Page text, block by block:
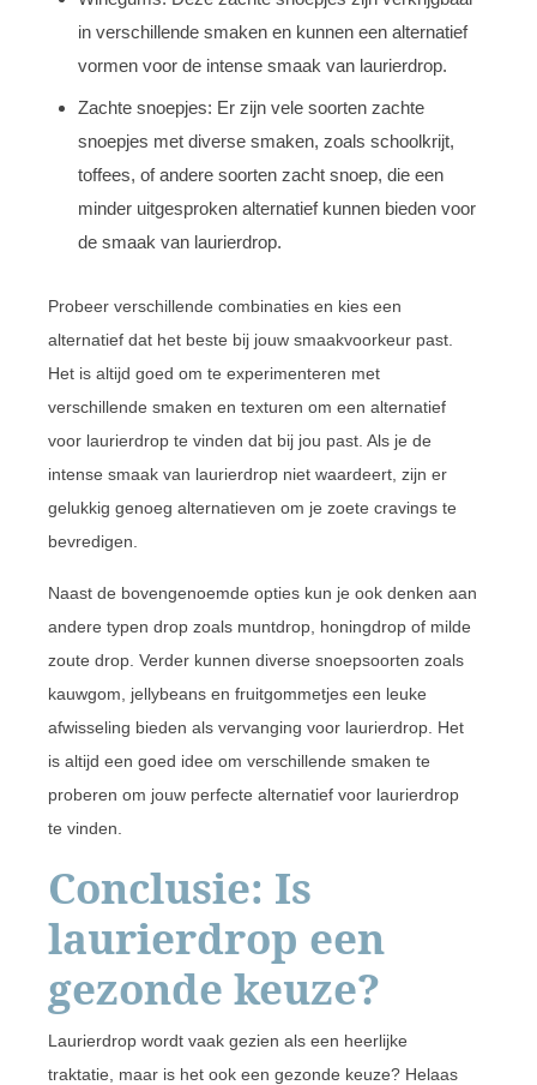
in verschillende smaken en kunnen een alternatief
vormen voor de intense smaak van laurierdrop.
Zachte snoepjes: Er zijn vele soorten zachte
snoepjes met diverse smaken, zoals schoolkrijt,
toffees, of andere soorten zacht snoep, die een
minder uitgesproken alternatief kunnen bieden voor
de smaak van laurierdrop.
Probeer verschillende combinaties en kies een
alternatief dat het beste bij jouw smaakvoorkeur past.
Het is altijd goed om te experimenteren met
verschillende smaken en texturen om een alternatief
voor laurierdrop te vinden dat bij jou past. Als je de
intense smaak van laurierdrop niet waardeert, zijn er
gelukkig genoeg alternatieven om je zoete cravings te
bevredigen.
Naast de bovengenoemde opties kun je ook denken aan
andere typen drop zoals muntdrop, honingdrop of milde
zoute drop. Verder kunnen diverse snoepsoorten zoals
kauwgom, jellybeans en fruitgommetjes een leuke
afwisseling bieden als vervanging voor laurierdrop. Het
is altijd een goed idee om verschillende smaken te
proberen om jouw perfecte alternatief voor laurierdrop
te vinden.
Conclusie: Is
laurierdrop een
gezonde keuze?
Laurierdrop wordt vaak gezien als een heerlijke
traktatie, maar is het ook een gezonde keuze? Helaas